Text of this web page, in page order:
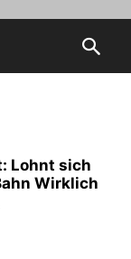
Lohnt sich
Wirklich